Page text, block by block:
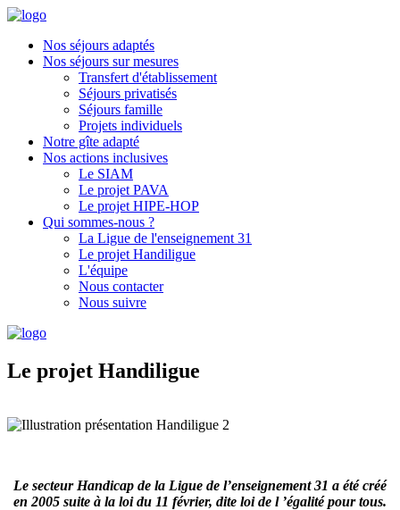
Nos séjours adaptés
Nos séjours sur mesures
Transfert d'établissement
Séjours privatisés
Séjours famille
Projets individuels
Notre gîte adapté
Nos actions inclusives
Le SIAM
Le projet PAVA
Le projet HIPE-HOP
Qui sommes-nous ?
La Ligue de l'enseignement 31
Le projet Handiligue
L'équipe
Nous contacter
Nous suivre
Le projet Handiligue
Le secteur Handicap de la Ligue de l’enseignement 31 a été créé
en 2005 suite à la loi du 11 février, dite loi de l ’égalité pour tous.